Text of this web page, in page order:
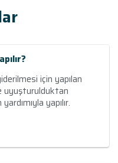
için yapılan
uyuşturulduktan
yapılır.